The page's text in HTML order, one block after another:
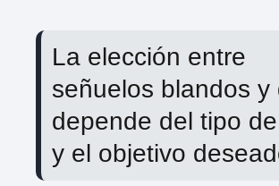
La elección entre
señuelos blandos y
depende del tipo
y el objetivo